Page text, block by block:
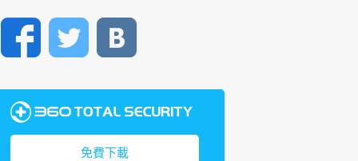
FacebookTwitter
免費下載